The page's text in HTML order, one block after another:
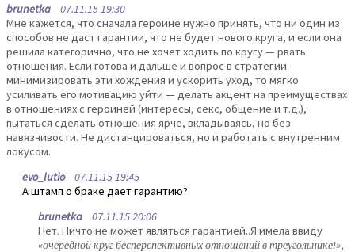
brunetka 07.11.15 19:30
Мне кажется, что сначала героине нужно принять, что ни один из
способов не даст гарантии, что не будет нового круга, и если она
решила категорично, что не хочет ходить по кругу — рвать
отношения. Если готова и дальше и вопрос в стратегии
минимизировать эти хождения и ускорить уход, то мягко
усиливать его мотивацию уйти — делать акцент на преимуществах
в отношениях с героиней (интересы, секс, общение и т.д.),
пытаться сделать отношения ярче, вкладываясь, но без
навязчивости. Не дистанцироваться, но и работать с внутренним
локусом.
evo_lutio07.11.15 19:45
А штамп о браке дает гарантию?
brunetka 07.11.15 20:06
Нет. Ничто не может являться гарантией..Я имела ввиду
«очередной круг бесперспективных отношений в треугольнике!»,